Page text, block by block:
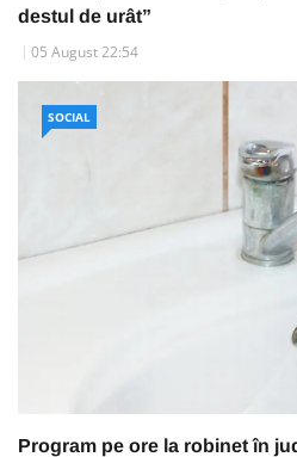
destul de urât”
05 August 22:54
SOCIAL
Program pe ore la robinet în